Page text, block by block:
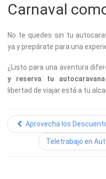
Carnaval
No te quedes sin tu
ya y prepárate para una
¿Listo para una aventura
y reserva tu
libertad de viajar está a tu
Aprovecha los
Teletrabajo en